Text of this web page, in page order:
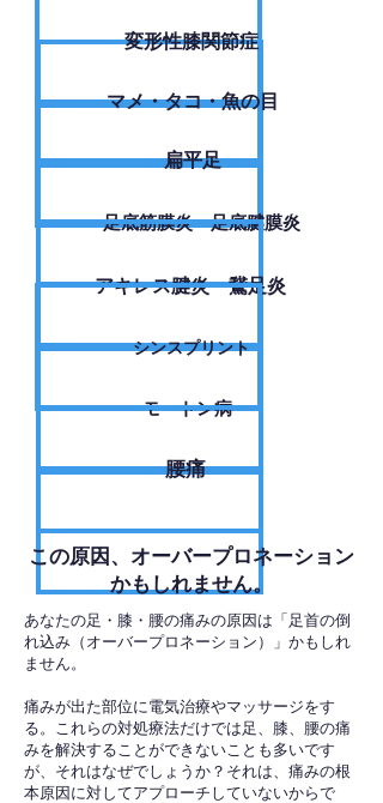
変形性膝関節症
​マメ・タコ・魚の目
扁平足
足底筋膜炎・足底腱膜炎
アキレス腱炎・鵞足炎
シンスプリント
モートン病
腰痛
​この原因、オーバープロネーション
かもしれません。
あなたの足・膝・腰の痛みの原因は「足首の倒
れ込み（オーバープロネーション）」かもしれ
ません。
痛みが出た部位に電気治療やマッサージをす
る。これらの対処療法だけでは足、膝、腰の痛
みを解決することができないことも多いです
が、それはなぜでしょうか？それは、痛みの根
本原因に対してアプローチしていないからで